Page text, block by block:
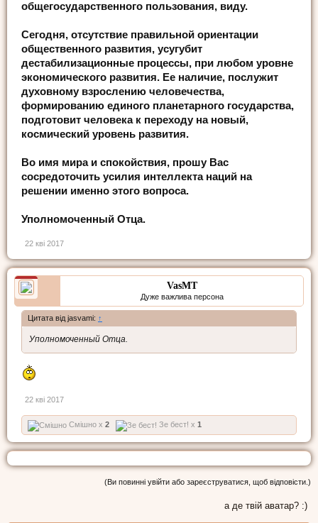
общегосударственного пользования, виду.
Сегодня, отсутствие правильной ориентации
общественного развития, усугубит
дестабилизационные процессы, при любом уровне
экономического развития. Ее наличие, послужит
духовному взрослению человечества,
формированию единого планетарного государства,
подготовит человека к переходу на новый,
космический уровень развития.
Во имя мира и спокойствия, прошу Вас
сосредоточить усилия интеллекта наций на
решении именно этого вопроса.
Уполномоченный Отца.
22 кві 2017
VasMT
Дуже важлива персона
Цитата від jasvami: ↑
Уполномоченный Отца.
22 кві 2017
Смішно x 2 Зе бест! x 1
(Ви повинні увійти або зареєструватися, щоб відповісти.)
а де твій аватар? :)